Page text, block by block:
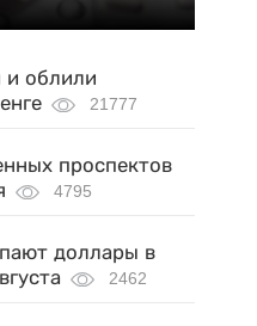
и облили
21777
проспектов
4795
доллары в
2462